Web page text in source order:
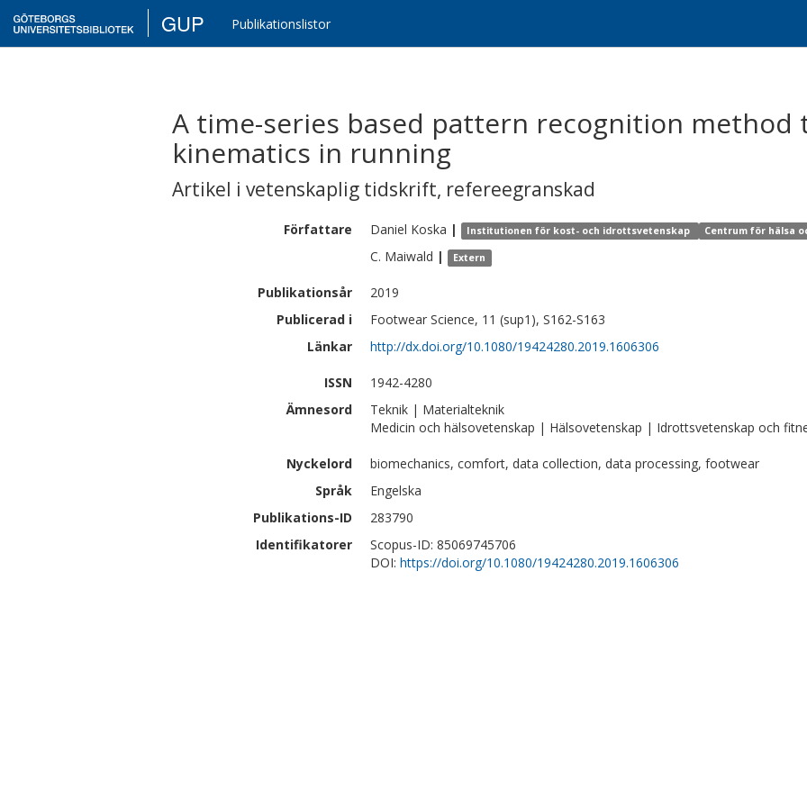
GUP Publikationslistor
A time-series based pattern recognition method
kinematics in running
Artikel i vetenskaplig tidskrift, refereegranskad
Författare Daniel Koska | Institutionen för kost- och idrottsvetenskap Centrum för hälsa
C. Maiwald | Extern
Publikationsår
2019
Publicerad i
Footwear Science, 11 (sup1), S162-S163
Länkar
http://dx.doi.org/10.1080/19424280.2019.1606306
ISSN
1942-4280
Ämnesord
Teknik | Materialteknik
Medicin och hälsovetenskap | Hälsovetenskap | Idrottsvetenskap och
Nyckelord
biomechanics, comfort, data collection, data processing, footwear
Språk
Engelska
Publikations-ID
283790
Identifikatorer
Scopus-ID: 85069745706
DOI: https://doi.org/10.1080/19424280.2019.1606306